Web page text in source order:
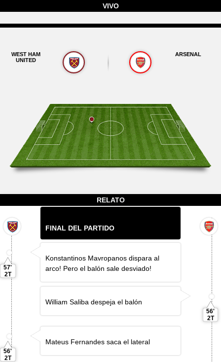
VIVO
WEST HAM
UNITED
ARSENAL
RELATO
FINAL DEL PARTIDO
57'
2T
Konstantinos Mavropanos dispara al
arco! Pero el balón sale desviado!
William Saliba despeja el balón
56'
2T
56'
2T
Mateus Fernandes saca el lateral